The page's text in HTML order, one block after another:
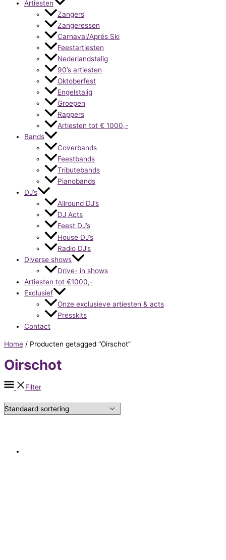
Artiesten
Zangers
Zangeressen
Carnaval/Aprés Ski
Feestartiesten
Nederlandstalig
90’s artiesten
Oktoberfest
Engelstalig
Groepen
Rappers
Artiesten tot € 1000,-
Bands
Coverbands
Feestbands
Tributebands
Pianobands
DJ’s
Allround DJ’s
DJ Acts
Feest DJ’s
House DJ’s
Radio DJ’s
Diverse shows
Drive- in shows
Artiesten tot €1000,-
Exclusief
Onze exclusieve artiesten & acts
Presskits
Contact
Home / Producten getagged “Oirschot”
Oirschot
Filter